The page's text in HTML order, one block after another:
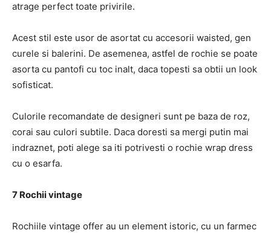
atrage perfect toate privirile.
Acest stil este usor de asortat cu accesorii waisted, gen
curele si balerini. De asemenea, astfel de rochie se poate
asorta cu pantofi cu toc inalt, daca topesti sa obtii un look
sofisticat.
Culorile recomandate de designeri sunt pe baza de roz,
corai sau culori subtile. Daca doresti sa mergi putin mai
indraznet, poti alege sa iti potrivesti o rochie wrap dress
cu o esarfa.
7 Rochii vintage
Rochiile vintage offer au un element istoric, cu un farmec